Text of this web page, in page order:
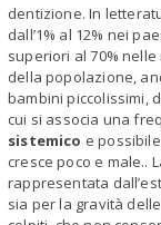
dentizione. In
dall’1% al 12% nei
superiori al 70%
della popolazione,
bambini piccolissimi,
cui si associa una
sistemico e
cresce poco e male..
rappresentata
sia per la gravità